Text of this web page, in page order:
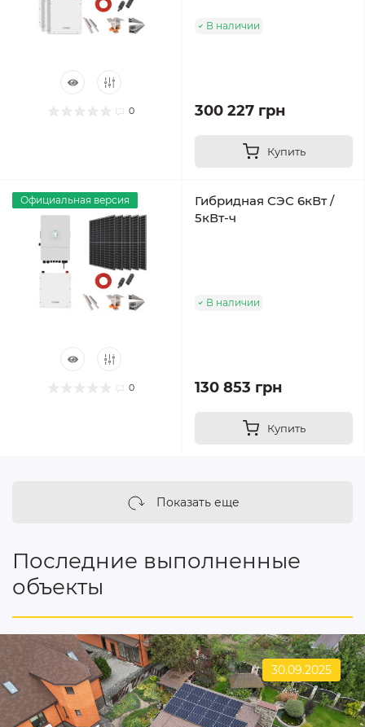
0
В наличии
300 227 грн
Купить
Официальная версия
0
Гибридная СЭС 6кВт /
5кВт-ч
В наличии
130 853 грн
Купить
Показать еще
Последние выполненные
объекты
30.09.2025